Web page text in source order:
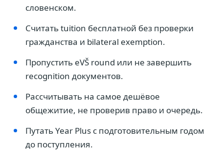
словенском.
Считать tuition бесплатной без проверки
гражданства и bilateral exemption.
Пропустить eVŠ round или не завершить
recognition документов.
Рассчитывать на самое дешёвое
общежитие, не проверив право и очередь.
Путать Year Plus с подготовительным годом
до поступления.